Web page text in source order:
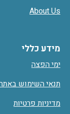
About Us
מידע כללי
ימי הפצה
תנאי השימוש באתר
מדיניות פרטיות